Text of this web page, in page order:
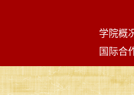
学院概
国际合